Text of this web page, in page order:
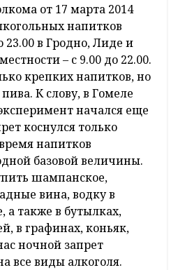
от 17 марта 2014
напитков
23.00 в Гродно, Лиде и
– с 9.00 до 22.00.
крепких напитков, но
К слову, в Гомеле
начался еще
коснулся только
напитков
базовой величины.
шампанское,
вина, водку в
а также в бутылках,
в графинах, коньяк,
ночной запрет
все виды алкоголя.